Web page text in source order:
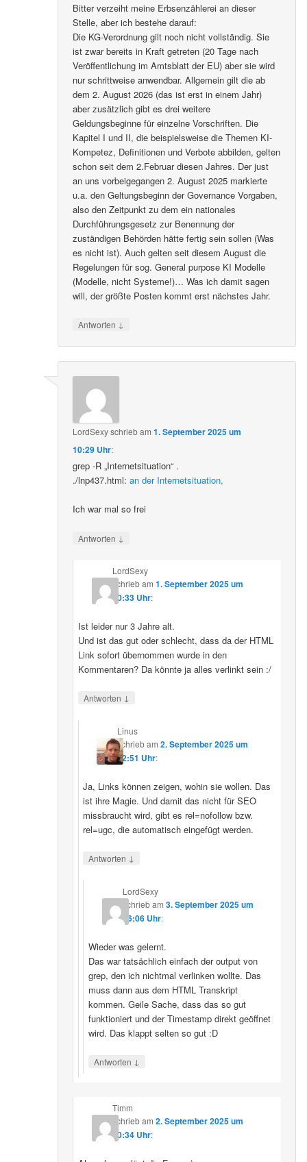
Bitter verzeiht meine Erbsenzählerei an dieser
Stelle, aber ich bestehe darauf:
Die KG-Verordnung gilt noch nicht vollständig. Sie
ist zwar bereits in Kraft getreten (20 Tage nach
Veröffentlichung im Amtsblatt der EU) aber sie wird
nur schrittweise anwendbar. Allgemein gilt die ab
dem 2. August 2026 (das ist erst in einem Jahr)
aber zusätzlich gibt es drei weitere
Geldungsbeginne für einzelne Vorschriften. Die
Kapitel I und II, die beispielsweise die Themen KI-
Kompetez, Definitionen und Verbote abbilden, gelten
schon seit dem 2.Februar diesen Jahres. Der just
an uns vorbeigegangen 2. August 2025 markierte
u.a. den Geltungsbeginn der Governance Vorgaben,
also den Zeitpunkt zu dem ein nationales
Durchführungsgesetz zur Benennung der
zuständigen Behörden hätte fertig sein sollen (Was
es nicht ist). Auch gelten seit diesem August die
Regelungen für sog. General purpose KI Modelle
(Modelle, nicht Systeme!)… Was ich damit sagen
will, der größte Posten kommt erst nächstes Jahr.
Antworten ↓
LordSexyschriebam1. September 2025 um
10:29 Uhr:
grep -R „Internetsituation“ .
./lnp437.html:an der Internetsituation,
Ich war mal so frei
Antworten ↓
LordSexy
schriebam 1. September 2025 um
10:33 Uhr:
Ist leider nur 3 Jahre alt.
Und ist das gut oder schlecht, dass da der HTML
Link sofort übernommen wurde in den
Kommentaren? Da könnte ja alles verlinkt sein :/
Antworten ↓
Linus
schriebam2. September 2025 um
12:51 Uhr:
Ja, Links können zeigen, wohin sie wollen. Das
ist ihre Magie. Und damit das nicht für SEO
missbraucht wird, gibt es rel=nofollow bzw.
rel=ugc, die automatisch eingefügt werden.
Antworten ↓
LordSexy
schriebam 3. September 2025 um
16:06 Uhr:
Wieder was gelernt.
Das war tatsächlich einfach der output von
grep, den ich nichtmal verlinken wollte. Das
muss dann aus dem HTML Transkript
kommen. Geile Sache, dass das so gut
funktioniert und der Timestamp direkt geöffnet
wird. Das klappt selten so gut :D
Antworten ↓
Timm
schriebam 2. September 2025 um
10:34 Uhr: